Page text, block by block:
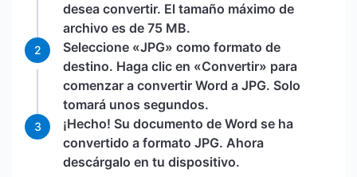
desea convertir. El tamaño máximo de
archivo es de 75 MB.
2
Seleccione «JPG» como formato de
destino. Haga clic en «Convertir» para
comenzar a convertir Word a JPG. Solo
tomará unos segundos.
3
¡Hecho! Su documento de Word se ha
convertido a formato JPG. Ahora
descárgalo en tu dispositivo.